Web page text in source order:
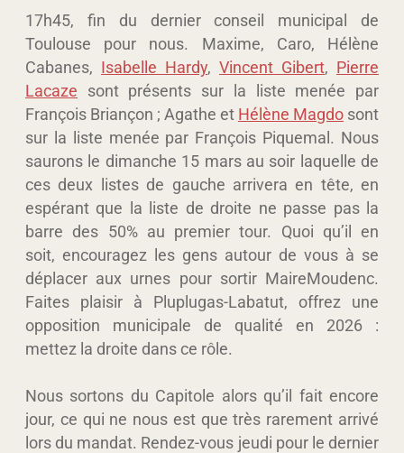
17h45, fin du dernier conseil municipal de
Toulouse pour nous. Maxime, Caro, Hélène
Cabanes, Isabelle Hardy, Vincent Gibert, Pierre
Lacaze sont présents sur la liste menée par
François Briançon ; Agathe et Hélène Magdo sont
sur la liste menée par François Piquemal. Nous
saurons le dimanche 15 mars au soir laquelle de
ces deux listes de gauche arrivera en tête, en
espérant que la liste de droite ne passe pas la
barre des 50% au premier tour. Quoi qu’il en
soit, encouragez les gens autour de vous à se
déplacer aux urnes pour sortir MaireMoudenc.
Faites plaisir à Pluplugas-Labatut, offrez une
opposition municipale de qualité en 2026 :
mettez la droite dans ce rôle.
Nous sortons du Capitole alors qu’il fait encore
jour, ce qui ne nous est que très rarement arrivé
lors du mandat. Rendez-vous jeudi pour le dernier